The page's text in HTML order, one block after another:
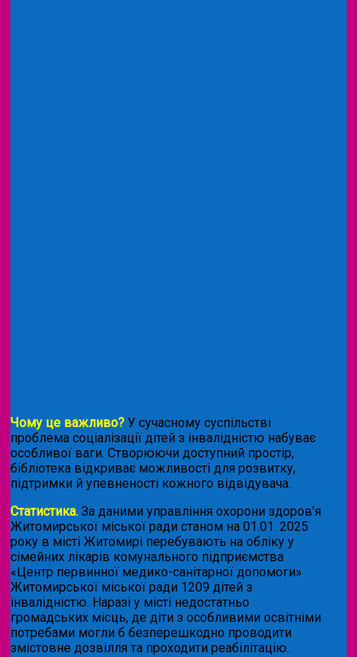
Чому це важливо? У сучасному суспільстві
проблема соціалізації дітей з інвалідністю набуває
особливої ваги. Створюючи доступний простір,
бібліотека відкриває можливості для розвитку,
підтримки й упевненості кожного відвідувача.
Статистика. За даними управління охорони здоров’я
Житомирської міської ради станом на 01.01. 2025
року в місті Житомирі перебувають на обліку у
сімейних лікарів комунального підприємства
«Центр первинної медико-санітарної допомоги»
Житомирської міської ради 1209 дітей з
інвалідністю. Наразі у місті недостатньо
громадських місць, де діти з особливими освітніми
потребами могли б безперешкодно проводити
змістовне дозвілля та проходити реабілітацію.